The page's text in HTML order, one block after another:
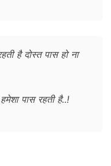
है दोस्त पास हो ना
पास रहती है..!